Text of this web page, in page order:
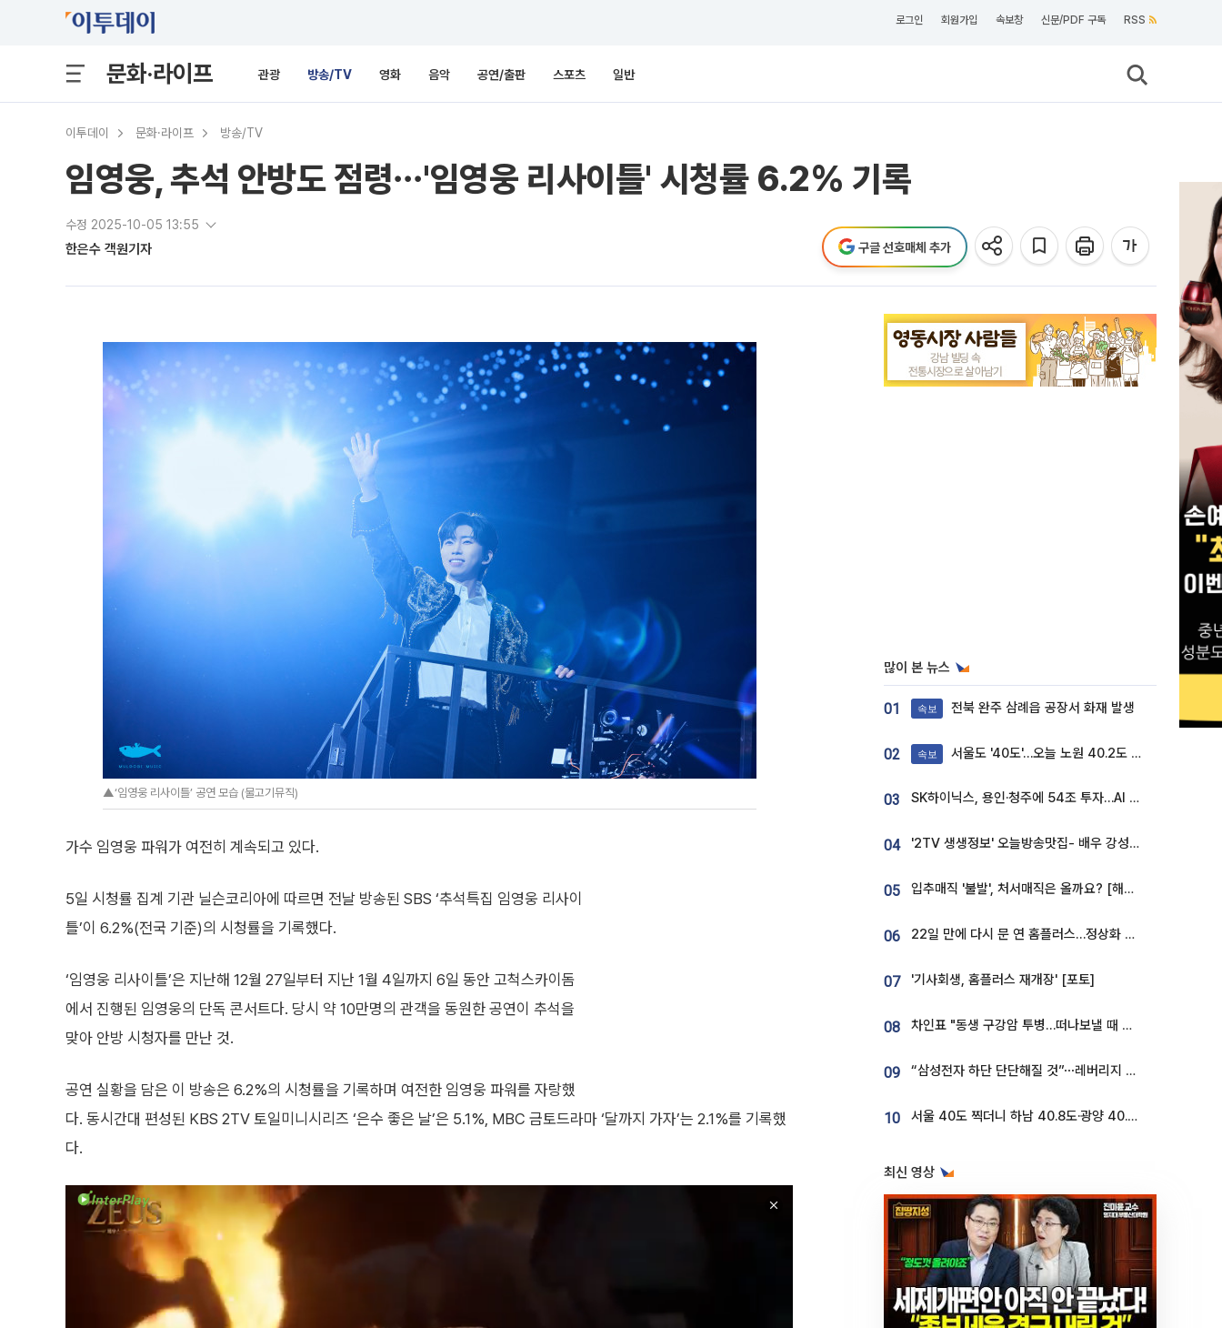
로그인 회원가입 속보창 신문/PDF 구독 RSS
문화·라이프 관광 방송/TV 영화 음악 공연/출판 스포츠 일반
이투데이 문화·라이프 방송/TV
임영웅, 추석 안방도 점령⋯'임영웅 리사이틀' 시청률 6.2% 기록
수정 2025-10-05 13:55
한은수 객원기자 구글 선호매체 추가
▲‘임영웅 리사이틀’ 공연 모습 (물고기뮤직)
가수 임영웅 파워가 여전히 계속되고 있다.
5일 시청률 집계 기관 닐슨코리아에 따르면 전날 방송된 SBS ‘추석특집 임영웅 리사이
틀’이 6.2%(전국 기준)의 시청률을 기록했다.
‘임영웅 리사이틀’은 지난해 12월 27일부터 지난 1월 4일까지 6일 동안 고척스카이돔
에서 진행된 임영웅의 단독 콘서트다. 당시 약 10만명의 관객을 동원한 공연이 추석을
맞아 안방 시청자를 만난 것.
공연 실황을 담은 이 방송은 6.2%의 시청률을 기록하며 여전한 임영웅 파워를 자랑했
다. 동시간대 편성된 KBS 2TV 토일미니시리즈 ‘은수 좋은 날’은 5.1%, MBC 금토드라마 ‘달까지 가자’는 2.1%를 기록했
다.
많이 본 뉴스
01 속보 전북 완주 삼례읍 공장서 화재 발생
02 속보 서울도 '40도'…오늘 노원 40.2도 기록
03 SK하이닉스, 용인·청주에 54조 투자…AI 메모리 생산기지 키운다
04 '2TV 생생정보' 오늘방송맛집- 배우 강성진 단골! 쌀국수ㆍ푸팟퐁 커리 맛집 '블○○○'
05 입추매직 '불발', 처서매직은 올까요? [해시태그]
06 22일 만에 다시 문 연 홈플러스…정상화 바쁜데 재고 없어 ‘발동동’[가보니]
07 '기사회생, 홈플러스 재개장' [포토]
08 차인표 "동생 구강암 투병…떠나보낼 때 가장 힘들었다”
09 “삼성전자 하단 단단해질 것”⋯레버리지 규제에 쏠림 완화 [찐코노미]
10 서울 40도 찍더니 하남 40.8도·광양 40.2도…전국 '펄펄'
최신 영상